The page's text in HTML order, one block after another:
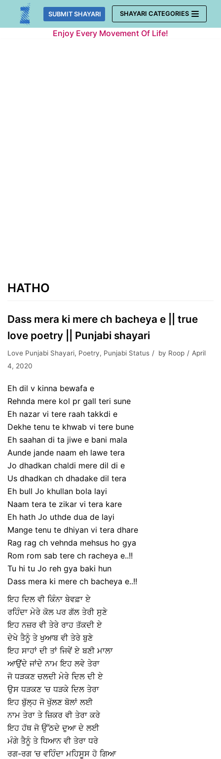
Skip
SUBMIT SHAYARI SHAYARI CATEGORIES
Enjoy Every Movement Of Life!
HATHO
Dass mera ki mere ch bacheya e || true
love poetry || Punjabi shayari
Love Punjabi Shayari, Poetry, Punjabi Status by Roop
April
4, 2020
Eh dil v kinna bewafa e
Rehnda mere kol pr gall teri sune
Eh nazar vi tere raah takkdi e
Dekhe tenu te khwab vi tere bune
Eh saahan di ta jiwe e bani mala
Aunde jande naam eh lawe tera
Jo dhadkan chaldi mere dil di e
Us dhadkan ch dhadake dil tera
Eh bull Jo khullan bola layi
Naam tera te zikar vi tera kare
Eh hath Jo uthde dua de layi
Mange tenu te dhiyan vi tera dhare
Rag rag ch vehnda mehsus ho gya
Rom rom sab tere ch racheya e..!!
Tu hi tu Jo reh gya baki hun
Dass mera ki mere ch bacheya e..!!
ਇਹ ਦਿਲ ਵੀ ਕਿੰਨਾ ਬੇਵਫ਼ਾ ਏ
ਰਹਿੰਦਾ ਮੇਰੇ ਕੋਲ ਪਰ ਗੱਲ ਤੇਰੀ ਸੁਣੇ
ਇਹ ਨਜ਼ਰ ਵੀ ਤੇਰੇ ਰਾਹ ਤੱਕਦੀ ਏ
ਦੇਖੇ ਤੈਨੂੰ ਤੇ ਖੁਆਬ ਵੀ ਤੇਰੇ ਬੁਣੇ
ਇਹ ਸਾਹਾਂ ਦੀ ਤਾਂ ਜਿਵੇਂ ਏ ਬਣੀ ਮਾਲਾ
ਆਉਂਦੇ ਜਾਂਦੇ ਨਾਮ ਇਹ ਲਵੇ ਤੇਰਾ
ਜੋ ਧੜਕਣ ਚਲਦੀ ਮੇਰੇ ਦਿਲ ਦੀ ਏ
ਉਸ ਧੜਕਣ ‘ਚ ਧੜਕੇ ਦਿਲ ਤੇਰਾ
ਇਹ ਬੁੱਲ੍ਹ ਜੋ ਖੁੱਲਣ ਬੋਲਾਂ ਲਈ
ਨਾਮ ਤੇਰਾ ਤੇ ਜ਼ਿਕਰ ਵੀ ਤੇਰਾ ਕਰੇ
ਇਹ ਹੱਥ ਜੋ ਉੱਠਦੇ ਦੁਆ ਦੇ ਲਈ
ਮੰਗੇ ਤੈਨੂੰ ਤੇ ਧਿਆਨ ਵੀ ਤੇਰਾ ਧਰੇ
ਰਗ-ਰਗ ‘ਚ ਵਹਿੰਦਾ ਮਹਿਸੂਸ ਹੋ ਗਿਆ